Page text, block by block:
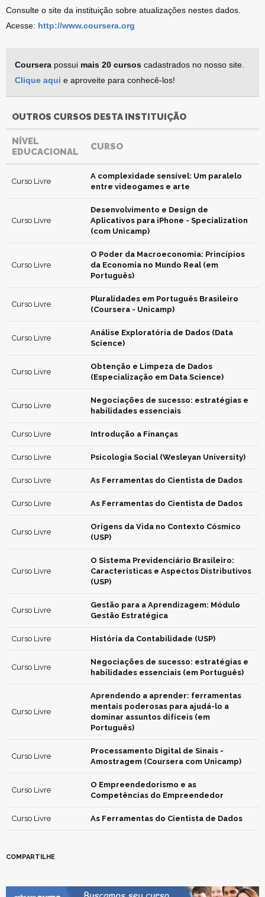
Consulte o site da instituição sobre atualizações nestes dados.
Acesse: http://www.coursera.org
Coursera possui mais 20 cursos cadastrados no nosso site.
Clique aqui e aproveite para conhecê-los!
OUTROS CURSOS DESTA INSTITUIÇÃO
NÍVEL
EDUCACIONAL
CURSO
Curso Livre
A complexidade sensível: Um paralelo
entre videogames e arte
Curso Livre
Desenvolvimento e Design de
Aplicativos para iPhone - Specialization
(com Unicamp)
Curso Livre
O Poder da Macroeconomia: Princípios
da Economia no Mundo Real (em
Português)
Curso Livre
Pluralidades em Português Brasileiro
(Coursera - Unicamp)
Curso Livre
Análise Exploratória de Dados (Data
Science)
Curso Livre
Obtenção e Limpeza de Dados
(Especialização em Data Science)
Curso Livre
Negociações de sucesso: estratégias e
habilidades essenciais
Curso Livre Introdução a Finanças
Curso Livre Psicologia Social (Wesleyan University)
Curso Livre As Ferramentas do Cientista de Dados
Curso Livre As Ferramentas do Cientista de Dados
Curso Livre
Origens da Vida no Contexto Cósmico
(USP)
Curso Livre
O Sistema Previdenciário Brasileiro:
Características e Aspectos Distributivos
(USP)
Curso Livre
Gestão para a Aprendizagem: Módulo
Gestão Estratégica
Curso Livre História da Contabilidade (USP)
Curso Livre
Negociações de sucesso: estratégias e
habilidades essenciais (em Português)
Curso Livre
Aprendendo a aprender: ferramentas
mentais poderosas para ajudá-lo a
dominar assuntos difíceis (em
Português)
Curso Livre
Processamento Digital de Sinais -
Amostragem (Coursera com Unicamp)
Curso Livre
O Empreendedorismo e as
Competências do Empreendedor
Curso Livre As Ferramentas do Cientista de Dados
COMPARTILHE